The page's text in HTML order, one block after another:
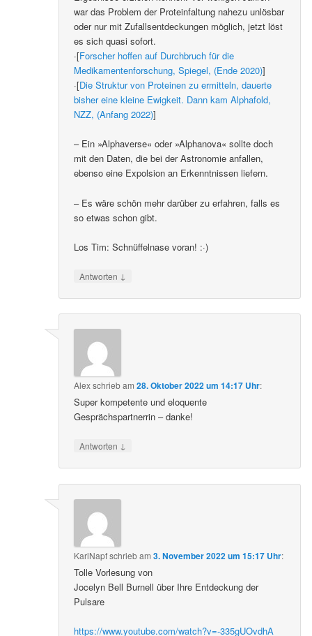
war das Problem der Proteinfaltung nahezu unlösbar
oder nur mit Zufallsentdeckungen möglich, jetzt löst
es sich quasi sofort.
·[Forscher hoffen auf Durchbruch für die
Medikamentenforschung, Spiegel, (Ende 2020)]
·[Die Struktur von Proteinen zu ermitteln, dauerte
bisher eine kleine Ewigkeit. Dann kam Alphafold,
NZZ, (Anfang 2022)]
– Ein »Alphaverse« oder »Alphanova« sollte doch
mit den Daten, die bei der Astronomie anfallen,
ebenso eine Expolsion an Erkenntnissen liefern.
– Es wäre schön mehr darüber zu erfahren, falls es
so etwas schon gibt.
Los Tim: Schnüffelnase voran! :·)
Antworten ↓
Alexschriebam28. Oktober 2022 um 14:17 Uhr:
Super kompetente und eloquente
Gesprächspartnerrin – danke!
Antworten ↓
KarlNapfschriebam3. November 2022 um 15:17 Uhr:
Tolle Vorlesung von
Jocelyn Bell Burnell über Ihre Entdeckung der
Pulsare
https://www.youtube.com/watch?v=-335gUOvdhA